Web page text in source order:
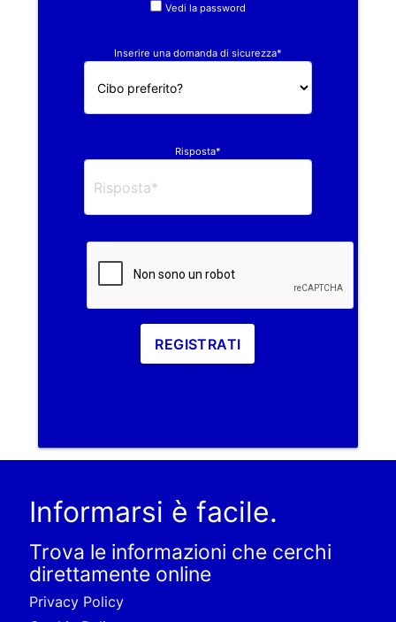
Vedi la password
Inserire una domanda di sicurezza*
Risposta*
REGISTRATI
Informarsi è facile.
Trova le informazioni che cerchi
direttamente online
Privacy Policy